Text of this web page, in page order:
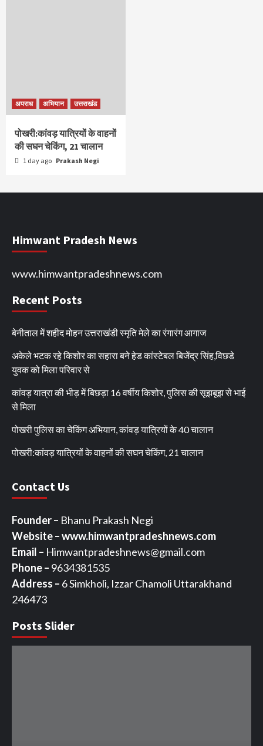
अपराध अभियान उत्तराखंड
पोखरी:कांवड़ यात्रियों के वाहनों
की सघन चेकिंग, 21 चालान
1 day ago Prakash Negi
Himwant Pradesh News
www.himwantpradeshnews.com
Recent Posts
बेनीताल में शहीद मोहन उत्तराखंडी स्मृति मेले का रंगारंग आगाज
अकेले भटक रहे किशोर का सहारा बने हेड कांस्टेबल बिजेंद्र सिंह,विछडे
युवक को मिला परिवार से
कांवड़ यात्रा की भीड़ में बिछड़ा 16 वर्षीय किशोर, पुलिस की सूझबूझ से भाई
से मिला
पोखरी पुलिस का चेकिंग अभियान, कांवड़ यात्रियों के 40 चालान
पोखरी:कांवड़ यात्रियों के वाहनों की सघन चेकिंग, 21 चालान
Contact Us
Founder – Bhanu Prakash Negi
Website – www.himwantpradeshnews.com
Email – Himwantpradeshnews@gmail.com
Phone – 9634381535
Address – 6 Simkholi, Izzar Chamoli Uttarakhand
246473
Posts Slider